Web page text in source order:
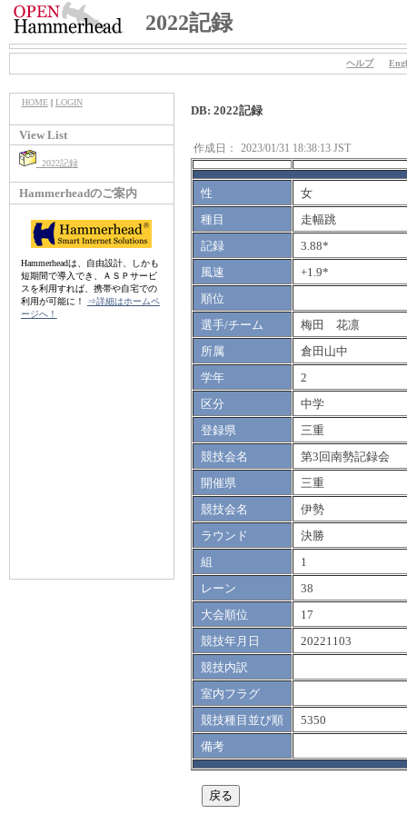
2022記録
ヘルプ
HOME| LOGIN
View List
2022記録
Hammerheadのご案内
Hammerheadは、自由設計、しかも
短期間で導入でき、ＡＳＰサービ
スを利用すれば、携帯や自宅での
利用が可能に！
⇒詳細はホームペ
ージへ！
DB: 2022記録
作成日： 2023/01/31 18:38:13 JST
性
女
種目
走幅跳
記録
3.88*
風速
+1.9*
順位
選手/チーム
梅田 花凛
所属
倉田山中
学年
2
区分
中学
登録県
三重
競技会名
第3回南勢記録会
開催県
三重
競技会名
伊勢
ラウンド
決勝
組
1
レーン
38
大会順位
17
競技年月日
20221103
競技内訳
室内フラグ
競技種目並び順
5350
備考